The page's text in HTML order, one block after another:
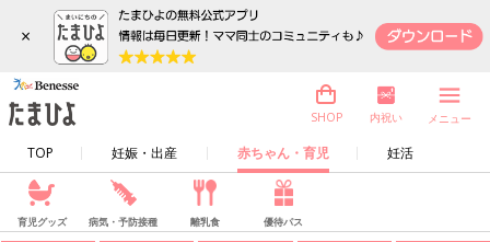
×
TOP 妊娠・出産 赤ちゃん・育児 妊活
SHOP 内祝い メニュー
育児グッズ 病気・予防接種 離乳食 優待パス